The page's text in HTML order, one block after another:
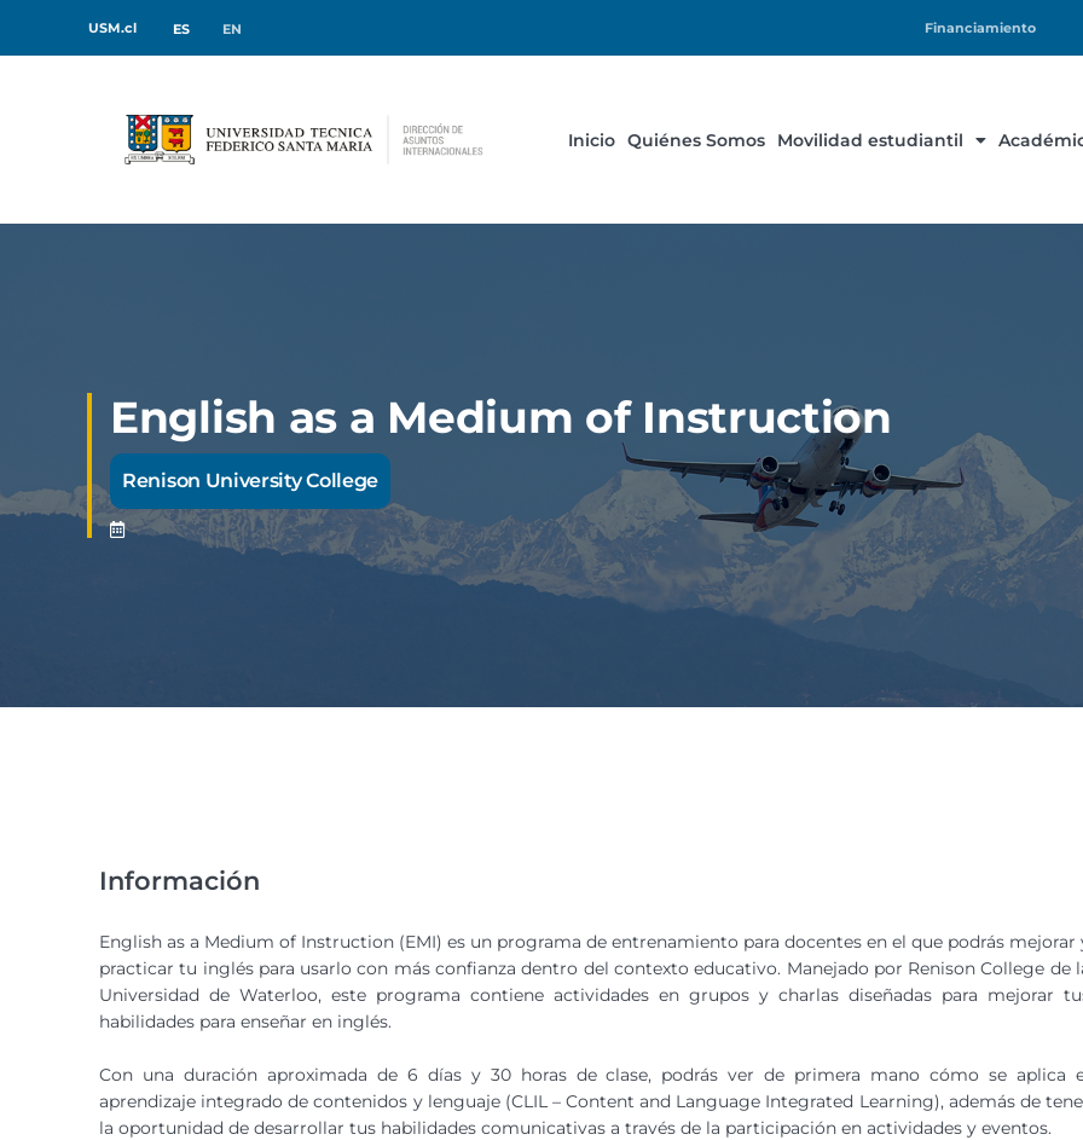
USM.cl ES EN Financiamiento
Inicio Quiénes Somos Movilidad estudiantil
English as a Medium of Instruction
Renison University College
Información
English as a Medium of Instruction (EMI) es un programa de entrenamiento para docentes en el que podrás mejorar
practicar tu inglés para usarlo con más confianza dentro del contexto educativo. Manejado por Renison College de
Universidad de Waterloo, este programa contiene actividades en grupos y charlas diseñadas para mejorar
habilidades para enseñar en inglés.
Con una duración aproximada de 6 días y 30 horas de clase, podrás ver de primera mano cómo se aplica
aprendizaje integrado de contenidos y lenguaje (CLIL – Content and Language Integrated Learning), además de
la oportunidad de desarrollar tus habilidades comunicativas a través de la participación en actividades y eventos.